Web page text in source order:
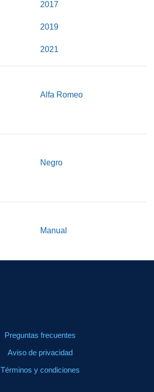
2017
2019
2021
Alfa Romeo
Negro
Manual
Preguntas frecuentes
Aviso de privacidad
Términos y condiciones